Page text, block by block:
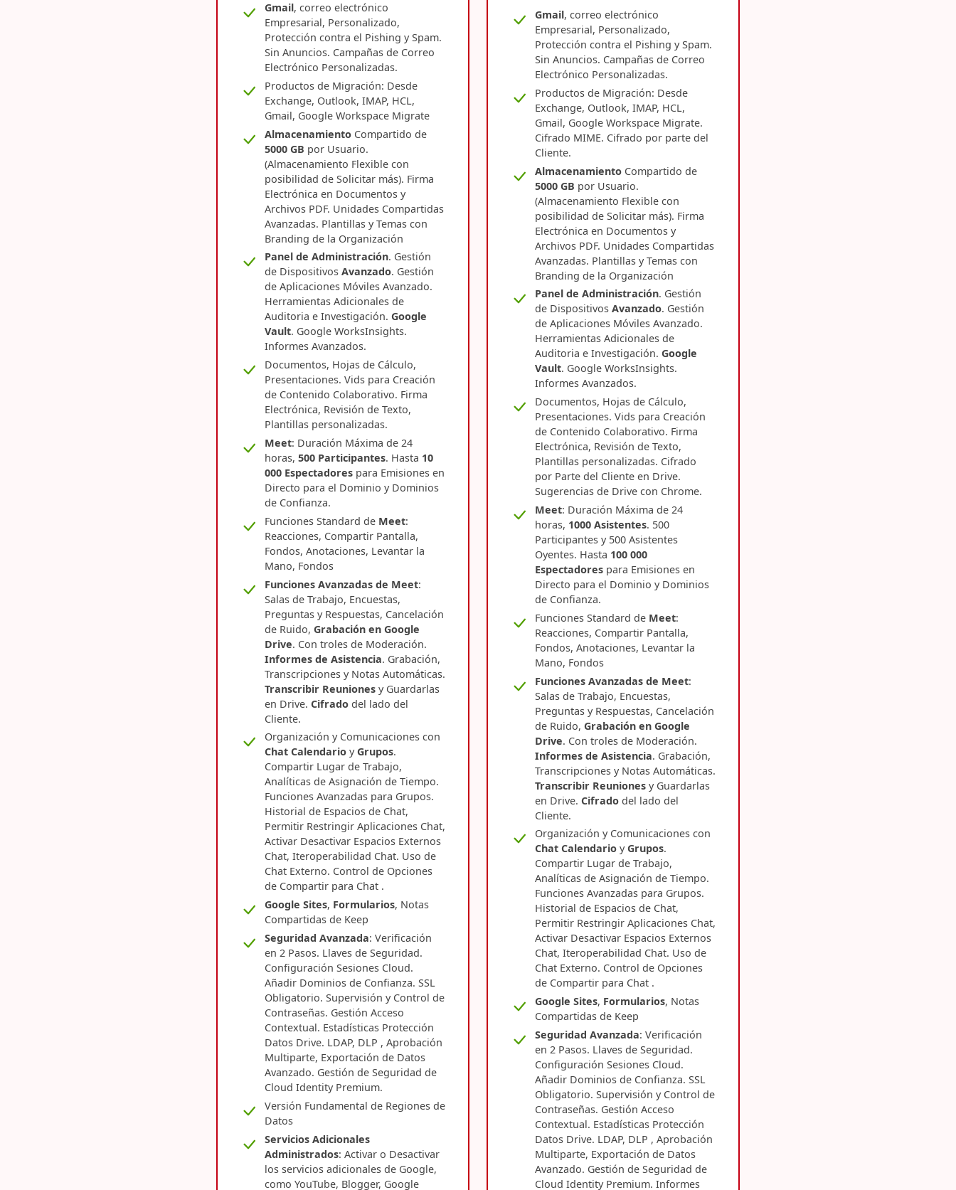
Gmail, correo electrónico
Empresarial, Personalizado,
Protección contra el Pishing y Spam.
Sin Anuncios. Campañas de Correo
Electrónico Personalizadas.
Productos de Migración: Desde
Exchange, Outlook, IMAP, HCL,
Gmail, Google Workspace Migrate
AlmacenamientoCompartido de
5000 GB por Usuario.
(Almacenamiento Flexible con
posibilidad de Solicitar más). Firma
Electrónica en Documentos y
Archivos PDF. Unidades Compartidas
Avanzadas. Plantillas y Temas con
Branding de la Organización
Panel de Administración. Gestión
de Dispositivos Avanzado. Gestión
de Aplicaciones Móviles Avanzado.
Herramientas Adicionales de
Auditoria e Investigación. Google
Vault. Google WorksInsights.
Informes Avanzados.
Documentos, Hojas de Cálculo,
Presentaciones. Vids para Creación
de Contenido Colaborativo. Firma
Electrónica, Revisión de Texto,
Plantillas personalizadas.
Meet: Duración Máxima de 24
horas, 500 Participantes. Hasta 10
000 Espectadorespara Emisiones en
Directo para el Dominio y Dominios
de Confianza.
Funciones Standard de Meet:
Reacciones, Compartir Pantalla,
Fondos, Anotaciones, Levantar la
Mano, Fondos
Funciones Avanzadas de Meet:
Salas de Trabajo, Encuestas,
Preguntas y Respuestas, Cancelación
de Ruido, Grabación en Google
Drive. Con troles de Moderación.
Informes de Asistencia. Grabación,
Transcripciones y Notas Automáticas.
Transcribir Reunionesy Guardarlas
en Drive. Cifradodel lado del
Cliente.
Organización y Comunicaciones con
Chat CalendarioyGrupos.
Compartir Lugar de Trabajo,
Analíticas de Asignación de Tiempo.
Funciones Avanzadas para Grupos.
Historial de Espacios de Chat,
Permitir Restringir Aplicaciones Chat,
Activar Desactivar Espacios Externos
Chat, Iteroperabilidad Chat. Uso de
Chat Externo. Control de Opciones
de Compartir para Chat .
Google Sites, Formularios, Notas
Compartidas de Keep
Seguridad Avanzada: Verificación
en 2 Pasos. Llaves de Seguridad.
Configuración Sesiones Cloud.
Añadir Dominios de Confianza. SSL
Obligatorio. Supervisión y Control de
Contraseñas. Gestión Acceso
Contextual. Estadísticas Protección
Datos Drive. LDAP, DLP , Aprobación
Multiparte, Exportación de Datos
Avanzado. Gestión de Seguridad de
Cloud Identity Premium.
Versión Fundamental de Regiones de
Datos
Servicios Adicionales
Administrados: Activar o Desactivar
los servicios adicionales de Google,
como YouTube, Blogger, Google
Gmail, correo electrónico
Empresarial, Personalizado,
Protección contra el Pishing y Spam.
Sin Anuncios. Campañas de Correo
Electrónico Personalizadas.
Productos de Migración: Desde
Exchange, Outlook, IMAP, HCL,
Gmail, Google Workspace Migrate.
Cifrado MIME. Cifrado por parte del
Cliente.
AlmacenamientoCompartido de
5000 GB por Usuario.
(Almacenamiento Flexible con
posibilidad de Solicitar más). Firma
Electrónica en Documentos y
Archivos PDF. Unidades Compartidas
Avanzadas. Plantillas y Temas con
Branding de la Organización
Panel de Administración. Gestión
de Dispositivos Avanzado. Gestión
de Aplicaciones Móviles Avanzado.
Herramientas Adicionales de
Auditoria e Investigación. Google
Vault. Google WorksInsights.
Informes Avanzados.
Documentos, Hojas de Cálculo,
Presentaciones. Vids para Creación
de Contenido Colaborativo. Firma
Electrónica, Revisión de Texto,
Plantillas personalizadas. Cifrado
por Parte del Cliente en Drive.
Sugerencias de Drive con Chrome.
Meet: Duración Máxima de 24
horas, 1000 Asistentes. 500
Participantes y 500 Asistentes
Oyentes. Hasta 100 000
Espectadorespara Emisiones en
Directo para el Dominio y Dominios
de Confianza.
Funciones Standard de Meet:
Reacciones, Compartir Pantalla,
Fondos, Anotaciones, Levantar la
Mano, Fondos
Funciones Avanzadas de Meet:
Salas de Trabajo, Encuestas,
Preguntas y Respuestas, Cancelación
de Ruido, Grabación en Google
Drive. Con troles de Moderación.
Informes de Asistencia. Grabación,
Transcripciones y Notas Automáticas.
Transcribir Reunionesy Guardarlas
en Drive. Cifradodel lado del
Cliente.
Organización y Comunicaciones con
Chat CalendarioyGrupos.
Compartir Lugar de Trabajo,
Analíticas de Asignación de Tiempo.
Funciones Avanzadas para Grupos.
Historial de Espacios de Chat,
Permitir Restringir Aplicaciones Chat,
Activar Desactivar Espacios Externos
Chat, Iteroperabilidad Chat. Uso de
Chat Externo. Control de Opciones
de Compartir para Chat .
Google Sites, Formularios, Notas
Compartidas de Keep
Seguridad Avanzada: Verificación
en 2 Pasos. Llaves de Seguridad.
Configuración Sesiones Cloud.
Añadir Dominios de Confianza. SSL
Obligatorio. Supervisión y Control de
Contraseñas. Gestión Acceso
Contextual. Estadísticas Protección
Datos Drive. LDAP, DLP , Aprobación
Multiparte, Exportación de Datos
Avanzado. Gestión de Seguridad de
Cloud Identity Premium. Informes